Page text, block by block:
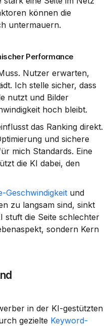
können die
untermauern.
Performance
Nutzer erwarten,
Ich stelle sicher, dass
nutzt und Bilder
hoch bleibt.
das Ranking direkt.
und sichere
mich Standards. Eine
die KI dabei, den
Geschwindigkeit und
zu langsam sind, sinkt
stuft die Seite schlechter
sondern Kern
in der KI-gestützten
gezielte Keyword-